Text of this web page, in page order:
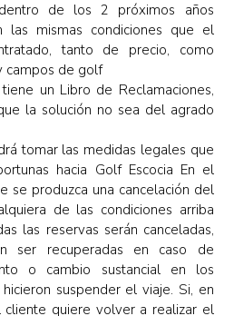
de los 2 próximos años
las mismas condiciones que el
tanto de precio, como
campos de golf
un Libro de Reclamaciones,
la solución no sea del agrado
tomar las medidas legales que
hacia Golf Escocia En el
se produzca una cancelación del
de las condiciones arriba
las reservas serán canceladas,
ser recuperadas en caso de
o cambio sustancial en los
suspender el viaje. Si, en
cliente quiere volver a realizar el